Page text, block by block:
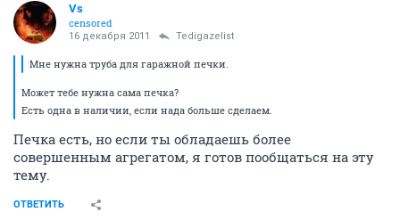
Vs
censored
16 декабря 2011 Tedigazelist
Мне нужна труба для гаражной печки.
Может тебе нужна сама печка?
Есть одна в наличии, если нада больше сделаем.
Печка есть, но если ты обладаешь более
совершенным агрегатом, я готов пообщаться на эту
тему.
ОТВЕТИТЬ